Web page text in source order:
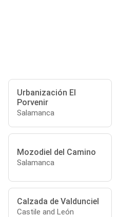
Urbanización El
Porvenir
Salamanca
Mozodiel del Camino
Salamanca
Calzada de Valdunciel
Castile and León